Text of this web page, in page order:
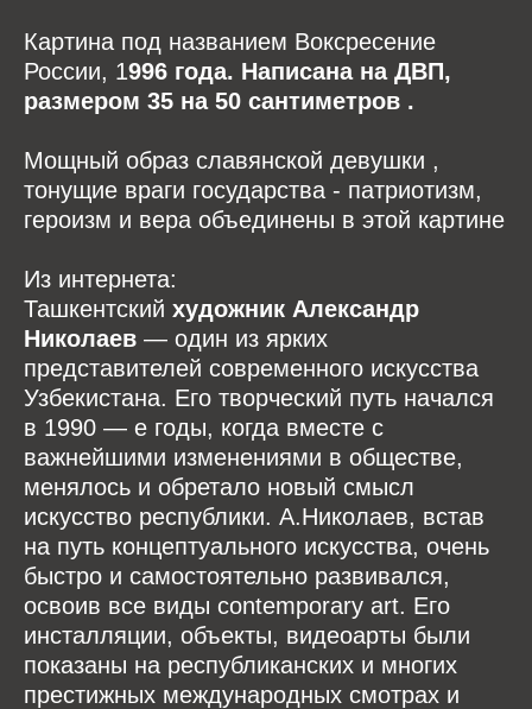
Картина под названием Воксресение
России, 1996 года. Написана на ДВП,
размером 35 на 50 сантиметров .
Мощный образ славянской девушки ,
тонущие враги государства - патриотизм,
героизм и вера объединены в этой картине
Из интернета:
Ташкентский художник Александр
Николаев — один из ярких
представителей современного искусства
Узбекистана. Его творческий путь начался
в 1990 — е годы, когда вместе с
важнейшими изменениями в обществе,
менялось и обретало новый смысл
искусство республики. А.Николаев, встав
на путь концептуального искусства, очень
быстро и самостоятельно развивался,
освоив все виды contemporary art. Его
инсталляции, объекты, видеоарты были
показаны на республиканских и многих
престижных международных смотрах и